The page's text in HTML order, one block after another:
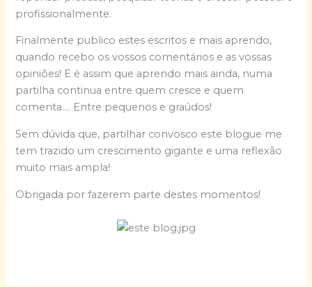
profissionalmente.
Finalmente publico estes escritos e mais aprendo,
quando recebo os vossos comentários e as vossas
opiniões! E é assim que aprendo mais ainda, numa
partilha continua entre quem cresce e quem
comenta…. Entre pequenos e graúdos!
Sem dúvida que, partilhar convosco este blogue me
tem trazido um crescimento gigante e uma reflexão
muito mais ampla!
Obrigada por fazerem parte destes momentos!